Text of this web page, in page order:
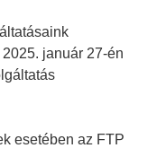
január 27-én
esetében az FTP